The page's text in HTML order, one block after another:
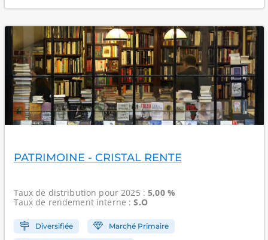
PATRIMOINE - CRISTAL RENTE
Taux de distribution pour 2025 :5,00 %
Taux de rendement interne :S.O
Diversifiée Marché Primaire